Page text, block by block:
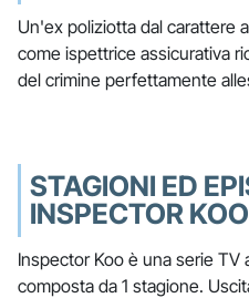
Un'ex poliziotta dal carattere
come ispettrice assicurativa
del crimine perfettamente
STAGIONI ED
INSPECTOR KOO
Inspector Koo è una serie
composta da 1 stagione.